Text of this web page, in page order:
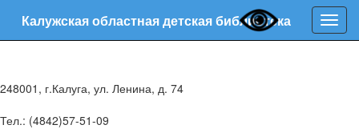
Калужская областная детская библиотека
248001, г.Калуга, ул. Ленина, д. 74
Тел.: (4842)57-51-09